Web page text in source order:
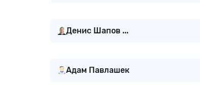
Денис Шапов ...
Адам Павлашек